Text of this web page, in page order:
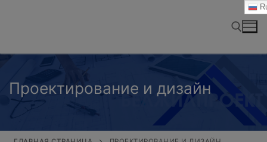
Проектирование и дизайн